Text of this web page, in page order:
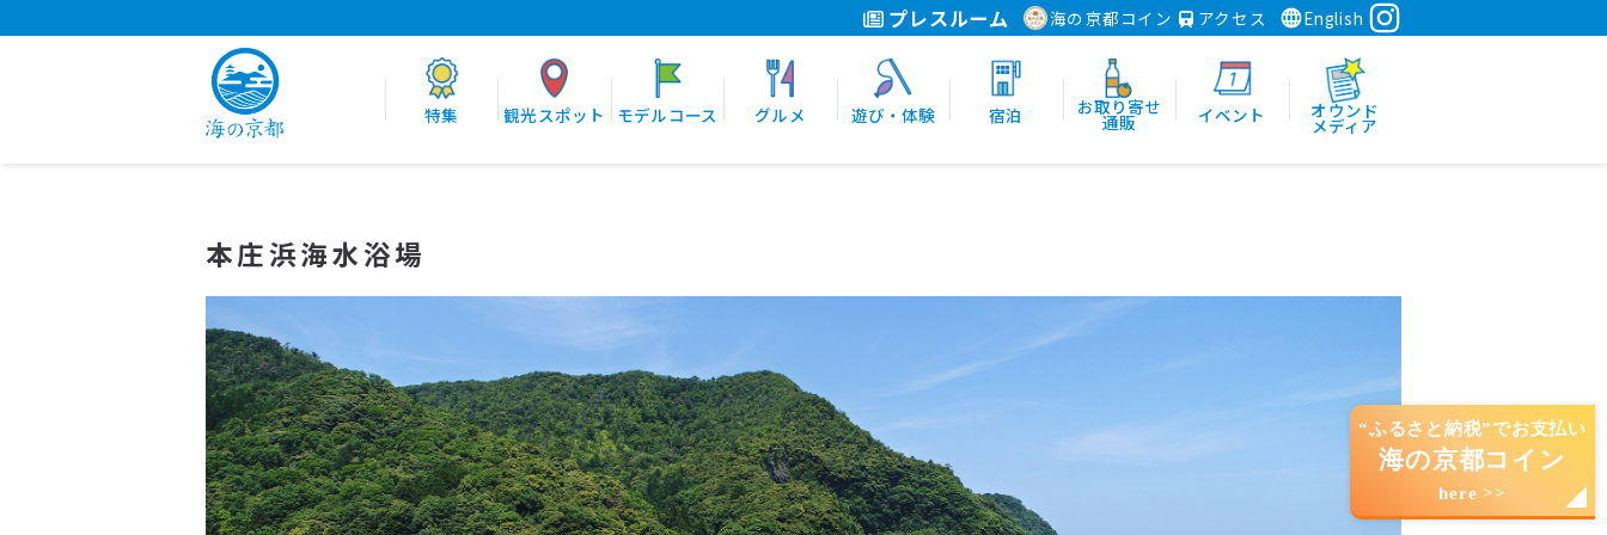
プレスルーム 海の京都コイン アクセス English
特集 観光スポット モデルコース グルメ 遊び・体験 宿泊 お取り寄せ
通販 イベント オウンド
メディア
“ふるさと納税”でお支払い
海の京都コイン
here >>
本庄浜海水浴場